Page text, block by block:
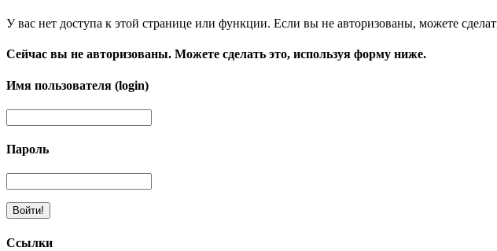
У вас нет доступа к этой странице или функции. Если вы не авторизованы, можете
Сейчас вы не авторизованы. Можете сделать это, используя форму ниже.
Имя пользователя (login)
Пароль
Ссылки